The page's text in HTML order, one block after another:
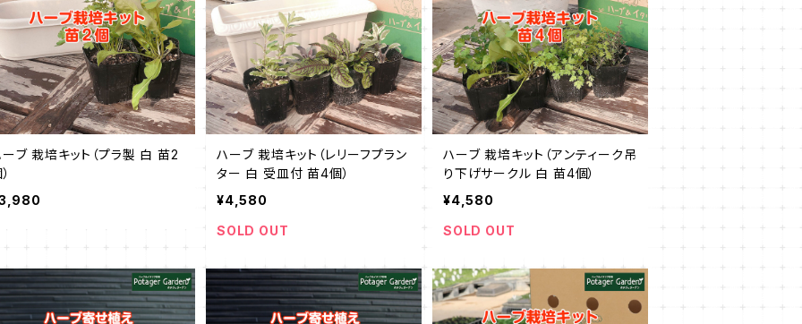
ブ 栽培キット（プラ製 白 苗2
ハーブ 栽培キット（レリーフプラン
ター 白 受皿付 苗4個）
¥4,580
SOLD OUT
ハーブ 栽培キット（アンティーク吊
り下げサークル 白 苗4個）
¥4,580
SOLD OUT